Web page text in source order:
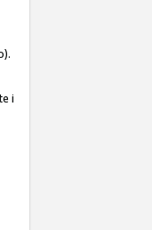
i